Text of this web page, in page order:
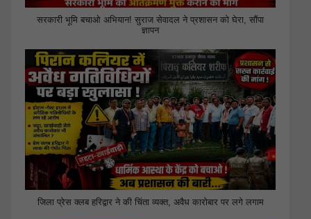
सरकारी भूमि बचाओ अभियान! सुराज सेवादल ने प्रशासन को घेरा, सौंपा
ज्ञापन
जिला प्रेस क्लब हरिद्वार ने की चिंता व्यक्त, अवैध कारोबार पर लगे लगाम